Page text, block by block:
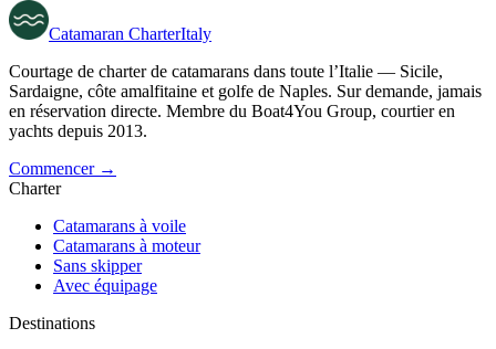
Catamaran CharterItaly
Courtage de charter de catamarans dans toute l’Italie — Sicile,
Sardaigne, côte amalfitaine et golfe de Naples. Sur demande, jamais
en réservation directe. Membre du Boat4You Group, courtier en
yachts depuis 2013.
Commencer →
Charter
Catamarans à voile
Catamarans à moteur
Sans skipper
Avec équipage
Destinations